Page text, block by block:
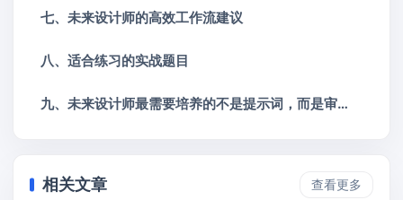
七、未来设计师的高效工作流建议
八、适合练习的实战题目
九、未来设计师最需要培养的不是提示词，而是审美判断
相关文章 查看更多